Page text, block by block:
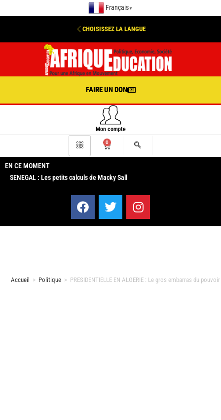
Français ▼
CHOISISSEZ LA LANGUE
FAIRE UN DON
Mon compte
0
EN CE MOMENT
SENEGAL : Les petits calculs de Macky Sall
Accueil > Politique > PRESIDENTIELLE EN ALGERIE : Le gros embarras du